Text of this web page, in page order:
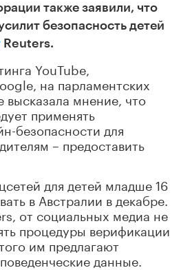
также заявили, что
безопасность детей
Reuters.
YouTube,
на парламентских
высказала мнение, что
применять
безопасности для
– предоставить
для детей младше 16
в Австралии в декабре.
от социальных медиа не
процедуры верификации
им предлагают
данные.